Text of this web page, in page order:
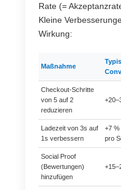
Rate (=
Kleine
Wirkung:
Maßnahme
Checkout-Schritte
von 5 auf 2
reduzieren
Ladezeit von 3s auf
1s verbessern
+7
pro
Social Proof
(Bewertungen)
hinzufügen